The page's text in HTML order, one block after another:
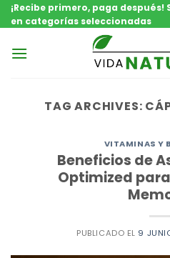
Saltar
contenido
¡Recibe primero, paga después!
en categorías seleccionadas
TAG ARCHIVES:
VITAMINAS Y
Beneficios de
Optimized
PUBLICADO EL 9